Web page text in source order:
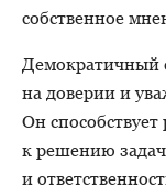
собственное
Демократичный
на доверии и
Он
к решению
и